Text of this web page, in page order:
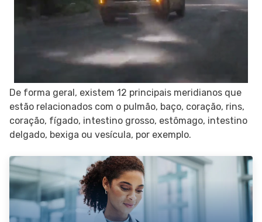
De forma geral, existem 12 principais meridianos que
estão relacionados com o pulmão, baço, coração, rins,
coração, fígado, intestino grosso, estômago, intestino
delgado, bexiga ou vesícula, por exemplo.